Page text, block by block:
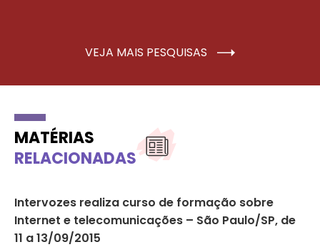
VEJA MAIS PESQUISAS
MATÉRIAS
RELACIONADAS
Intervozes realiza curso de formação sobre
Internet e telecomunicações – São Paulo/SP, de
11 a 13/09/2015